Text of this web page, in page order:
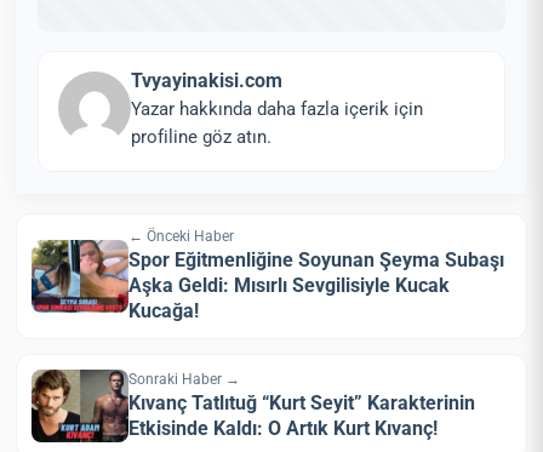
Tvyayinakisi.com
Yazar hakkında daha fazla içerik için
profiline göz atın.
← Önceki Haber
Spor Eğitmenliğine Soyunan Şeyma Subaşı
Aşka Geldi: Mısırlı Sevgilisiyle Kucak
Kucağa!
Sonraki Haber →
Kıvanç Tatlıtuğ “Kurt Seyit” Karakterinin
Etkisinde Kaldı: O Artık Kurt Kıvanç!